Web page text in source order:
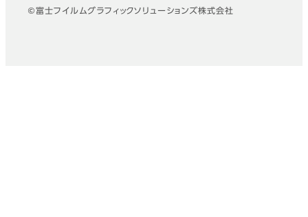
©富士フイルムグラフィックソリューションズ株式会社